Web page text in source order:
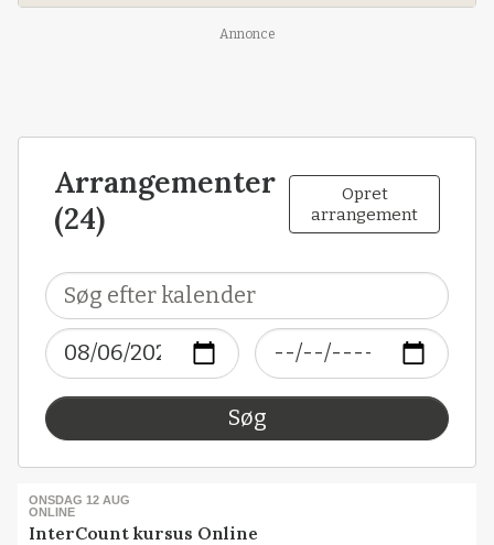
Annonce
Arrangementer
(24)
Opret
arrangement
Søg
ONSDAG 12 AUG
ONLINE
InterCount kursus Online